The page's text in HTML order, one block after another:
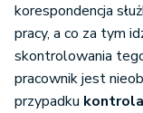
korespondencja
pracy, a co za tym
skontrolowania
pracownik jest
przypadku